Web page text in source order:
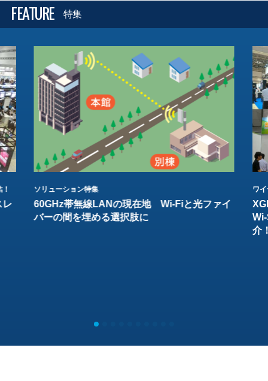
FEATURE 特集
レ
ソリューション特集
60GHz帯無線LANの現在地 Wi-Fiと光ファイ
バーの間を埋める選択肢に
ワ
介